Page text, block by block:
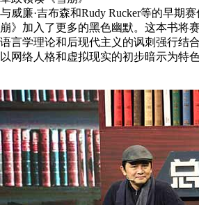
与威廉·吉布森和Rudy Rucker等的早期
崩》加入了更多的黑色幽默。这本书将
语言学理论和后现代主义的讽刺强行结
以网络人格和虚拟现实的初步暗示为特